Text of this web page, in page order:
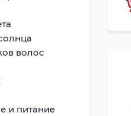
волос
и питание